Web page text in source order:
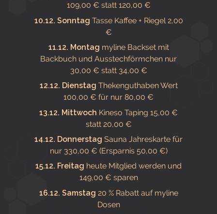
109,00 € statt 120,00 €
10.12. Sonntag Tasse Kaffee + Riegel 2,00
€
11.12. Montag myline Backset mit
Backbuch und Ausstechförmchen nur
30,00 € statt 34,00 €
12.12. Dienstag Thekenguthaben Wert
100,00 € für nur 80,00 €
13.12. Mittwoch Kineso Taping 15,00 €
statt 20,00 €
14.12. Donnerstag Sauna Jahreskarte für
nur 330,00 € (Ersparnis 50,00 €)
15.12. Freitag heute Mitglied werden und
149,00 € sparen
16.12. Samstag 20 % Rabatt auf myline
Dosen